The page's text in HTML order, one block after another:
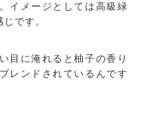
イメージとしては高級緑
です。
目に淹れると柚子の香り
レンドされているんです